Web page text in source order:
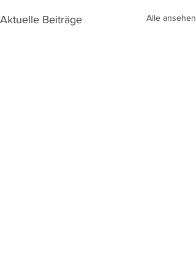
Aktuelle Beiträge Alle ansehen